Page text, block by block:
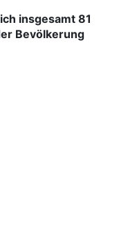
insgesamt 81
Bevölkerung